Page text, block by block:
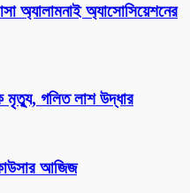
অ্যালামনাই অ্যাসোসিয়েশনের
মৃত্যু, গলিত লাশ উদ্ধার
আজিজ